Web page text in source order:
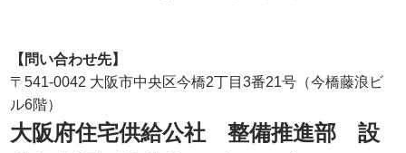
【問い合わせ先】
〒541-0042 大阪市中央区今橋2丁目3番21号（今橋藤浪ビ
ル6階）
大阪府住宅供給公社 整備推進部 設